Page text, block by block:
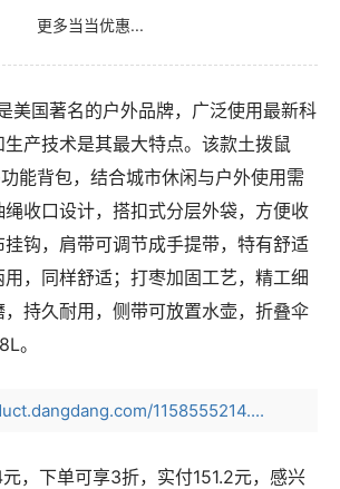
更多当当优惠...
美国著名的户外品牌，广泛使用最新科
产技术是其最大特点。该款土拨鼠
能背包，结合城市休闲与户外使用需
收口设计，搭扣式分层外袋，方便收
钩，肩带可调节成手提带，特有舒适
，同样舒适；打枣加固工艺，精工细
持久耐用，侧带可放置水壶，折叠伞
。
1158555214....
，下单可享3折，实付151.2元，感兴